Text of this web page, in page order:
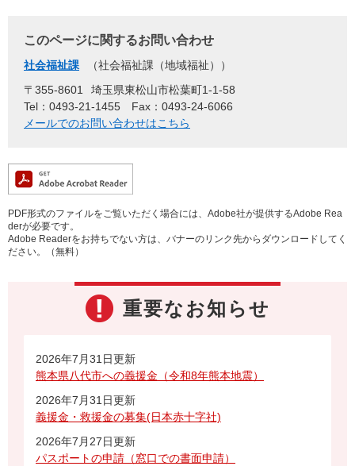
このページに関するお問い合わせ
社会福祉課
社会福祉課（地域福祉）
〒355-8601
埼玉県東松山市松葉町1-1-58
Tel：0493-21-1455
Fax：0493-24-6066
メールでのお問い合わせはこちら
PDF形式のファイルをご覧いただく場合には、Adobe社が提供するAdobe Rea
derが必要です。
Adobe Readerをお持ちでない方は、バナーのリンク先からダウンロードしてく
ださい。（無料）
重要なお知らせ
2026年7月31日更新
熊本県八代市への義援金（令和8年熊本地震）
2026年7月31日更新
義援金・救援金の募集(日本赤十字社)
2026年7月27日更新
パスポートの申請（窓口での書面申請）